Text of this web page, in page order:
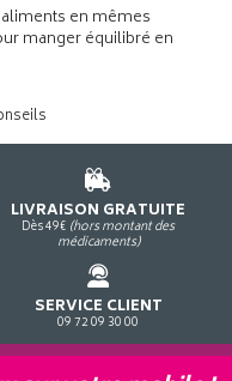
en mêmes
manger équilibré en
LIVRAISON GRATUITE
Dès 49€ (hors montant des
médicaments)
SERVICE CLIENT
09 72 09 30 00